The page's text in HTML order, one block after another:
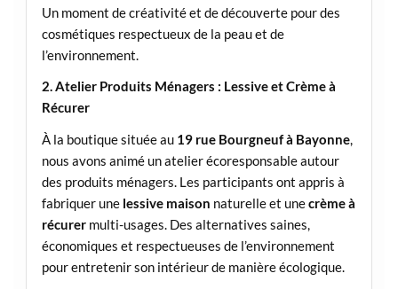
Un moment de créativité et de découverte pour des
cosmétiques respectueux de la peau et de
l’environnement.
2. Atelier Produits Ménagers : Lessive et Crème à
Récurer
À la boutique située au 19 rue Bourgneuf à Bayonne,
nous avons animé un atelier écoresponsable autour
des produits ménagers. Les participants ont appris à
fabriquer une lessive maison naturelle et unecrème à
récurermulti-usages. Des alternatives saines,
économiques et respectueuses de l’environnement
pour entretenir son intérieur de manière écologique.